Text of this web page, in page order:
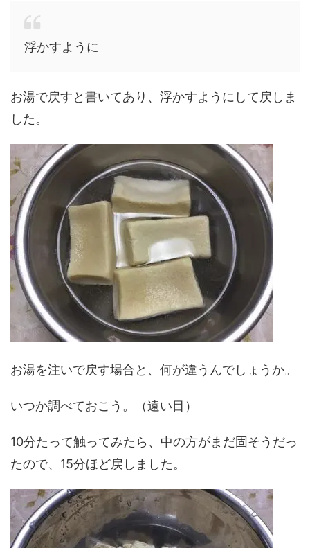
浮かすように
お湯で戻すと書いてあり、浮かすようにして戻しま
した。
お湯を注いで戻す場合と、何が違うんでしょうか。
いつか調べておこう。（遠い目）
10分たって触ってみたら、中の方がまだ固そうだっ
たので、15分ほど戻しました。